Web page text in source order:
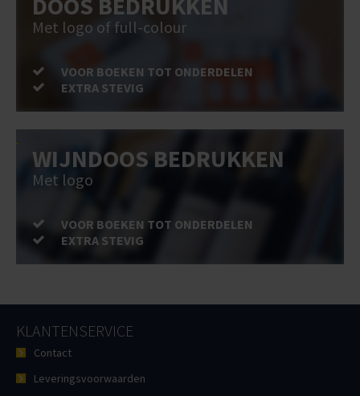
Met logo of full-colour
VOOR BOEKEN TOT ONDERDELEN
EXTRA STEVIG
WIJNDOOS BEDRUKKEN
Met logo
VOOR BOEKEN TOT ONDERDELEN
EXTRA STEVIG
KLANTENSERVICE
Contact
Leveringsvoorwaarden